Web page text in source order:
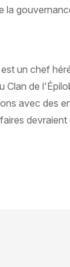
la
un chef
Clan de
avec des